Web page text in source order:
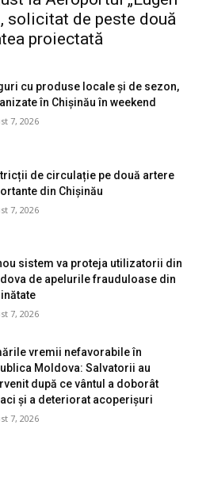
solicitat de peste două
proiectată
cu produse locale și de sezon,
în Chișinău în weekend
7, 2026
de circulație pe două artere
din Chișinău
7, 2026
sistem va proteja utilizatorii din
de apelurile frauduloase din
7, 2026
vremii nefavorabile în
Moldova: Salvatorii au
după ce vântul a doborât
și a deteriorat acoperișuri
7, 2026